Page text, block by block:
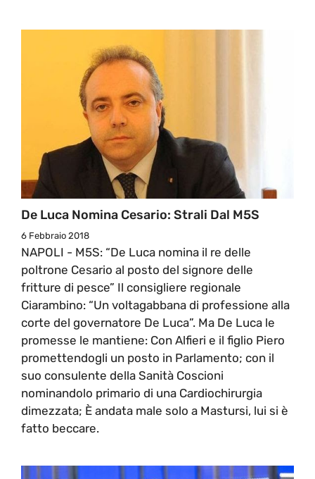
De Luca Nomina Cesario: Strali Dal M5S
6 Febbraio 2018
NAPOLI - M5S: “De Luca nomina il re delle
poltrone Cesario al posto del signore delle
fritture di pesce” Il consigliere regionale
Ciarambino: “Un voltagabbana di professione alla
corte del governatore De Luca”. Ma De Luca le
promesse le mantiene: Con Alfieri e il figlio Piero
promettendogli un posto in Parlamento; con il
suo consulente della Sanità Coscioni
nominandolo primario di una Cardiochirurgia
dimezzata; È andata male solo a Mastursi, lui si è
fatto beccare.